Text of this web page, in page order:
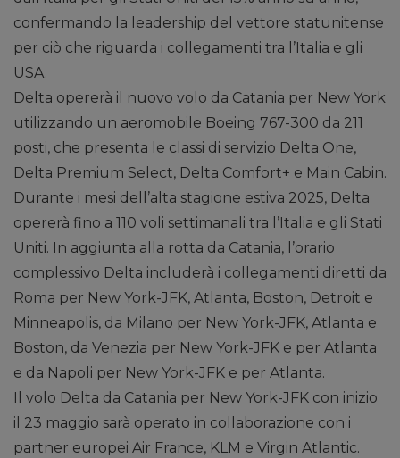
confermando la leadership del vettore statunitense
per ciò che riguarda i collegamenti tra l’Italia e gli
USA.
Delta opererà il nuovo volo da Catania per New York
utilizzando un aeromobile Boeing 767-300 da 211
posti, che presenta le classi di servizio Delta One,
Delta Premium Select, Delta Comfort+ e Main Cabin.
Durante i mesi dell’alta stagione estiva 2025, Delta
opererà fino a 110 voli settimanali tra l’Italia e gli Stati
Uniti. In aggiunta alla rotta da Catania, l’orario
complessivo Delta includerà i collegamenti diretti da
Roma per New York-JFK, Atlanta, Boston, Detroit e
Minneapolis, da Milano per New York-JFK, Atlanta e
Boston, da Venezia per New York-JFK e per Atlanta
e da Napoli per New York-JFK e per Atlanta.
Il volo Delta da Catania per New York-JFK con inizio
il 23 maggio sarà operato in collaborazione con i
partner europei Air France, KLM e Virgin Atlantic.